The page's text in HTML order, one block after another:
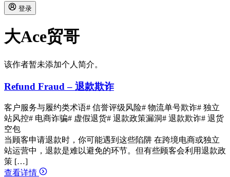
登录
大Ace贸哥
该作者暂未添加个人简介。
Refund Fraud – 退款欺诈
客户服务与履约类术语# 信誉评级风险# 物流单号欺诈# 独立
站风控# 电商诈骗# 虚假退货# 退款政策漏洞# 退款欺诈# 退货
空包
当顾客申请退款时，你可能遇到这些陷阱 在跨境电商或独立
站运营中，退款是难以避免的环节。但有些顾客会利用退款政
策 […]
查看详情